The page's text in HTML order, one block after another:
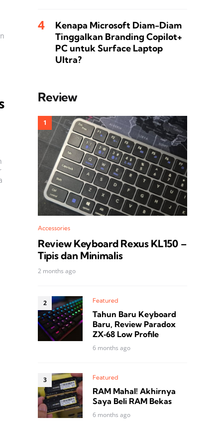
Kenapa Microsoft Diam-Diam
Tinggalkan Branding Copilot+
PC untuk Surface Laptop
Ultra?
Review
Accessories
Review Keyboard Rexus KL150 –
Tipis dan Minimalis
2 months ago
Featured
Tahun Baru Keyboard
Baru, Review Paradox
ZX‑68 Low Profile
6 months ago
Featured
RAM Mahal! Akhirnya
Saya Beli RAM Bekas
6 months ago